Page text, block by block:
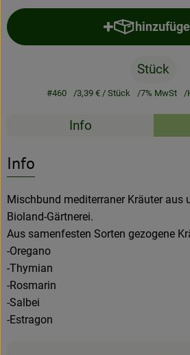
Über uns
Blog
Produkt
Stück
#460 3,39 €/ Stück 7% MwSt
Rezepte
Info
Info
Mischbund mediterraner Kräuter aus
Bioland-Gärtnerei.
Aus samenfesten Sorten gezogene
-Oregano
-Thymian
-Rosmarin
-Salbei
-Estragon